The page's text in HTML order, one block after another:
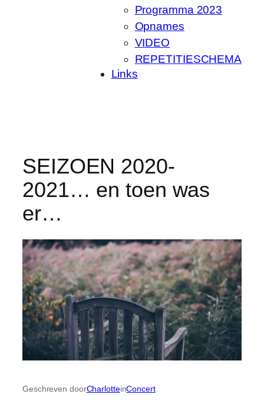
Programma 2023
Opnames
VIDEO
REPETITIESCHEMA
Links
SEIZOEN 2020-
2021… en toen was
er…
Geschreven doorCharlotteinConcert